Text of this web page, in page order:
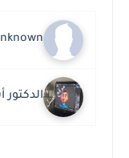
الدكتور